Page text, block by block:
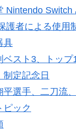
Nintendo Switch
護者による使用
具
ベスト3、トップ
制定記念日
平選手、二刀流
ピック